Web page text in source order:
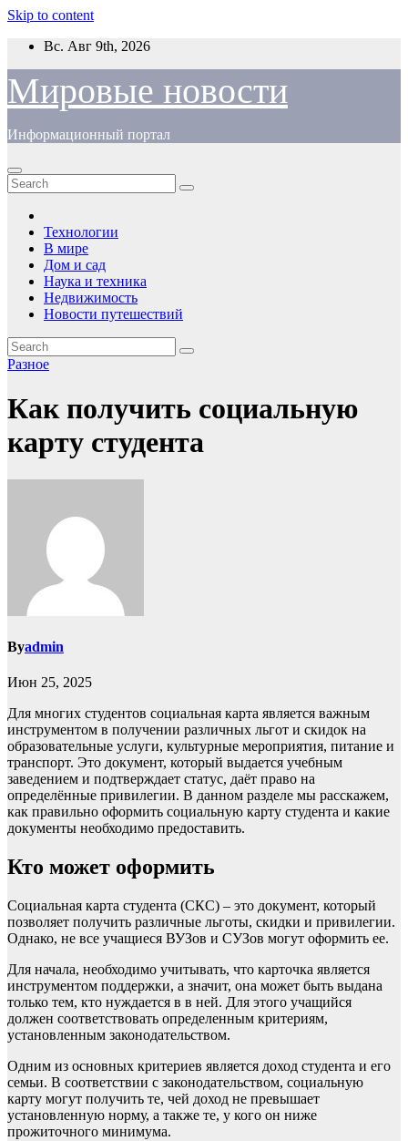
Skip to content
Вс. Авг 9th, 2026
Мировые новости
Информационный портал
Технологии
В мире
Дом и сад
Наука и техника
Недвижимость
Новости путешествий
Разное
Как получить социальную
карту студента
Byadmin
Июн 25, 2025
Для многих студентов социальная карта является важным
инструментом в получении различных льгот и скидок на
образовательные услуги, культурные мероприятия, питание и
транспорт. Это документ, который выдается учебным
заведением и подтверждает статус, даёт право на
определённые привилегии. В данном разделе мы расскажем,
как правильно оформить социальную карту студента и какие
документы необходимо предоставить.
Кто может оформить
Социальная карта студента (СКС) – это документ, который
позволяет получить различные льготы, скидки и привилегии.
Однако, не все учащиеся ВУЗов и СУЗов могут оформить ее.
Для начала, необходимо учитывать, что карточка является
инструментом поддержки, а значит, она может быть выдана
только тем, кто нуждается в в ней. Для этого учащийся
должен соответствовать определенным критериям,
установленным законодательством.
Одним из основных критериев является доход студента и его
семьи. В соответствии с законодательством, социальную
карту могут получить те, чей доход не превышает
установленную норму, а также те, у кого он ниже
прожиточного минимума.